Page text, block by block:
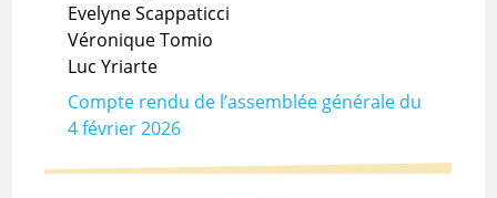
Evelyne Scappaticci
Véronique Tomio
Luc Yriarte
Compte rendu de l’assemblée générale du
4 février 2026